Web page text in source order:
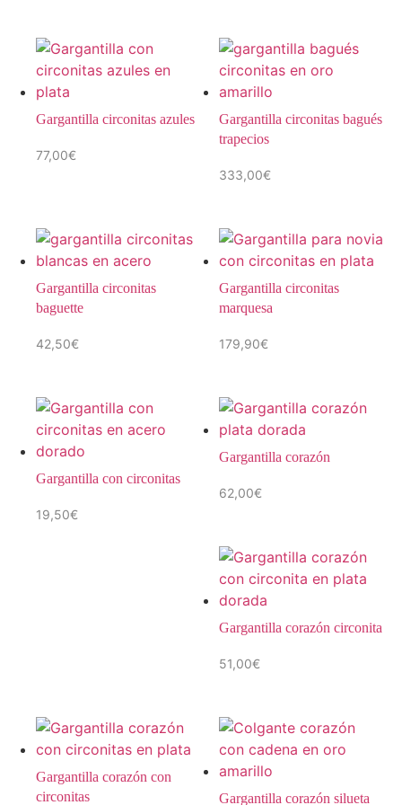
Gargantilla circonitas azules
77,00€
Gargantilla circonitas bagués
trapecios
333,00€
Gargantilla circonitas
baguette
42,50€
Gargantilla circonitas
marquesa
179,90€
Gargantilla con circonitas
19,50€
Gargantilla corazón
62,00€
Gargantilla corazón circonita
51,00€
Gargantilla corazón con
circonitas
Gargantilla corazón silueta